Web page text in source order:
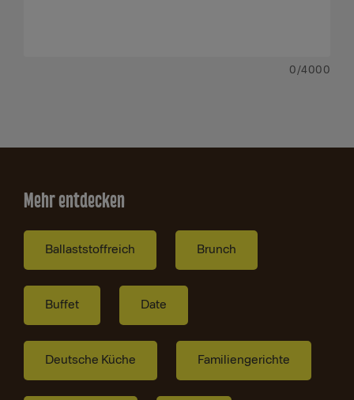
0 /4000
Mehr entdecken
Ballaststoffreich Brunch
Buffet Date
Deutsche Küche Familiengerichte